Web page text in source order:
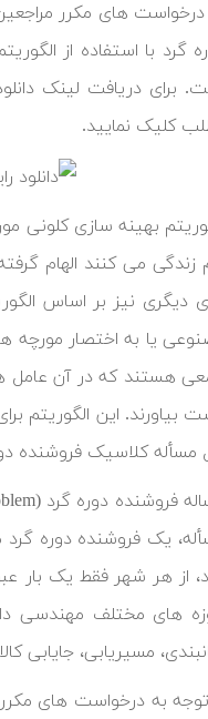
درخواست های مکرر
گرد با استفاده از
برای دریافت لینک
کلیک نمایید.
بهینه سازی کلونی
زندگی می کنند الهام
دیگری نیز بر اساس
یا به اختصار مورچه
هستند که در آن عامل
بیاورند. این الگوریتم
مسأله کلاسیک فروشنده
یک فروشنده دوره
از هر شهر فقط یک بار
مسیریابی، جایابی
توجه به درخواست های